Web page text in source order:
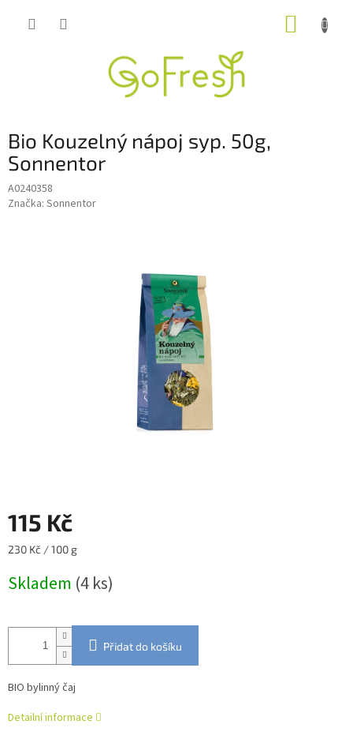
Bio Kouzelný nápoj syp. 50g,
Sonnentor
A0240358
Značka: Sonnentor
115 Kč
Měrná
230 Kč / 100 g
Skladem (4 ks)
Přidat do košíku
BIO bylinný čaj
Detailní informace